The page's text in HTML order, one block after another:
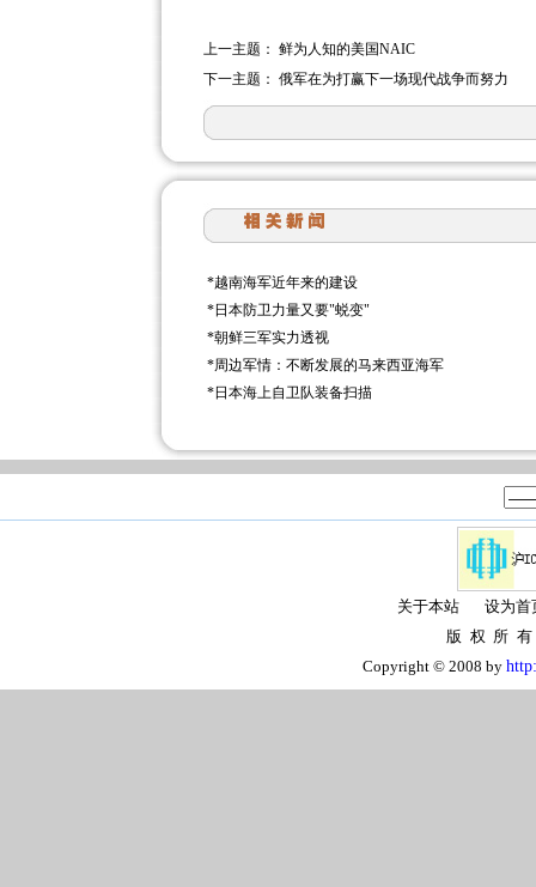
上一主题： 鲜为人知的美国NAIC
下一主题： 俄军在为打赢下一场现代战争而努力
*越南海军近年来的建设
*日本防卫力量又要"蜕变"
*朝鲜三军实力透视
*周边军情：不断发展的马来西亚海军
*日本海上自卫队装备扫描